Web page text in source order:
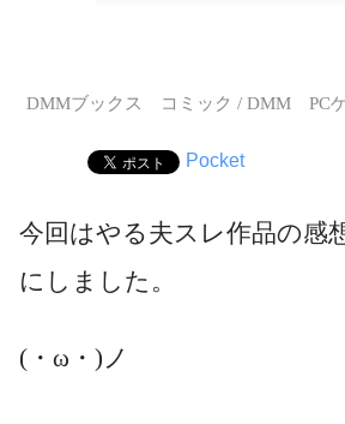
DMMブックス コミック / DMM PC
Pocket
今回はやる夫スレ作品の感
にしました。
(・ω・)ノ